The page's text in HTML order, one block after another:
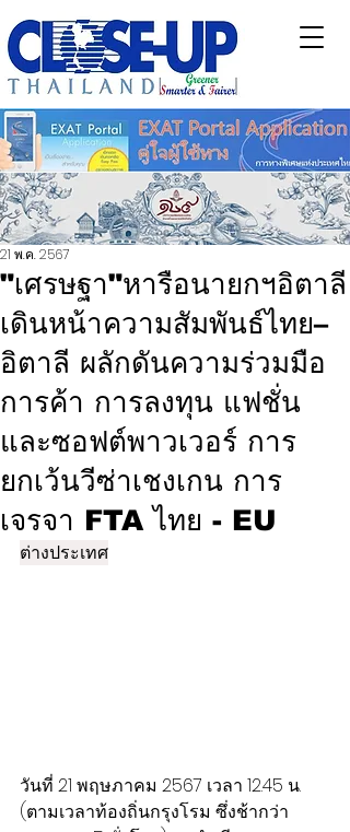
"เศรษฐา"หารือนายกฯอิตาลี
เดินหน้าความสัมพันธ์ไทย–
อิตาลี ผลักดันความร่วมมือ
การค้า การลงทุน แฟชั่น
และซอฟต์พาวเวอร์ การ
ยกเว้นวีซ่าเชงเกน การ
เจรจา FTA ไทย - EU
21 พ.ค. 2567
ต่างประเทศ
วันที่ 21 พฤษภาคม 2567 เวลา 12.45 น.
(ตามเวลาท้องถิ่นกรุงโรม ซึ่งช้ากว่า